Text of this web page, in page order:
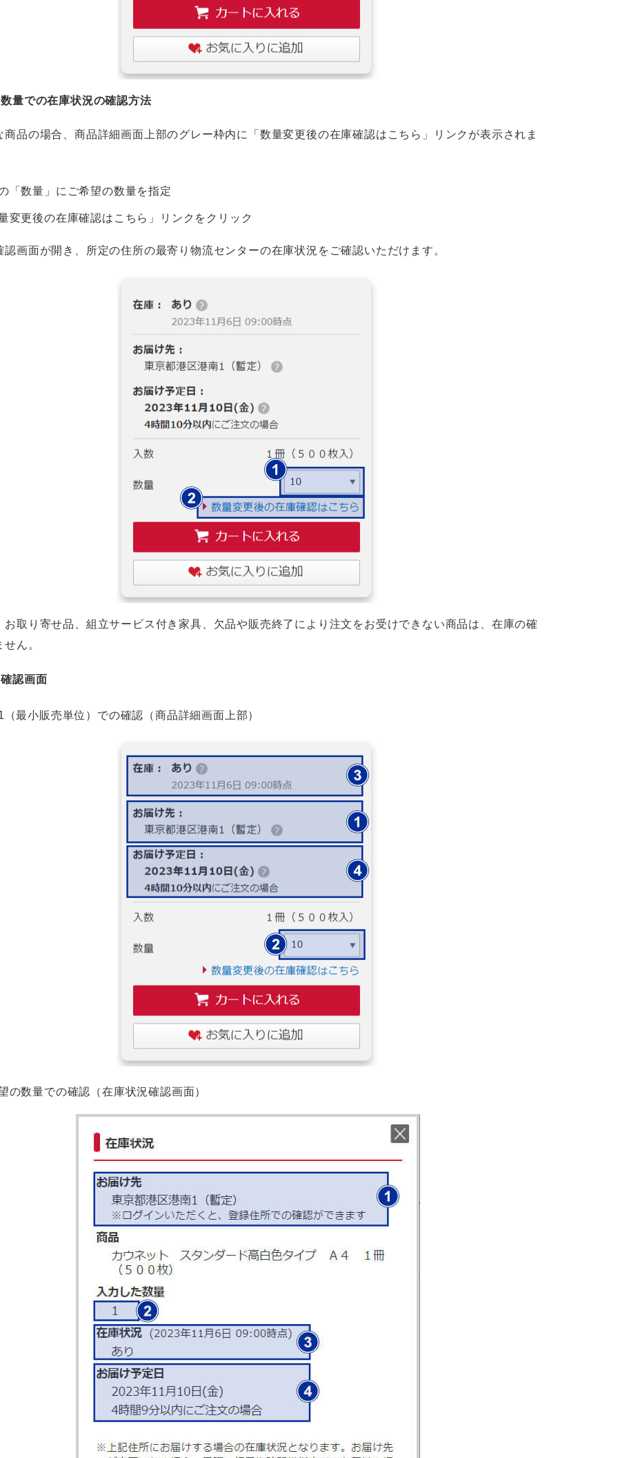
量での在庫状況の確認方法
商品の場合、商品詳細画面上部のグレー枠内に「数量変更後の在庫確認はこちら」リンクが表示されま
「数量」にご希望の数量を指定
変更後の在庫確認はこちら」リンクをクリック
認画面が開き、所定の住所の最寄り物流センターの在庫状況をご確認いただけます。
取り寄せ品、組立サービス付き家具、欠品や販売終了により注文をお受けできない商品は、在庫の確
ん。
認画面
（最小販売単位）での確認（商品詳細画面上部）
の数量での確認（在庫状況確認画面）